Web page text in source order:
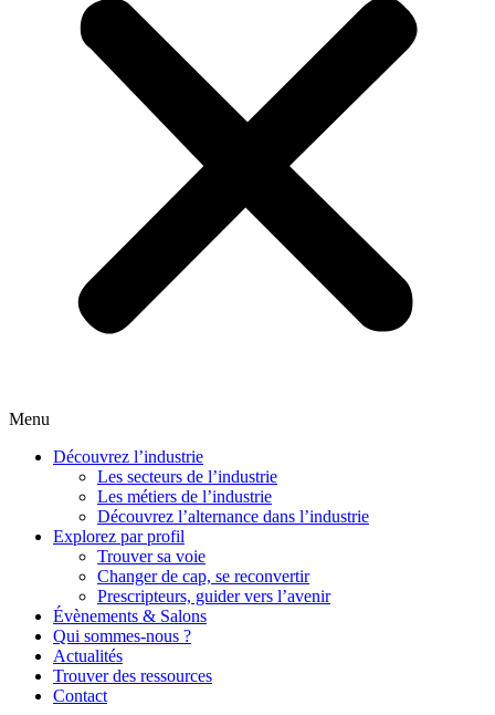
Menu
Découvrez l’industrie
Les secteurs de l’industrie
Les métiers de l’industrie
Découvrez l’alternance dans l’industrie
Explorez par profil
Trouver sa voie
Changer de cap, se reconvertir
Prescripteurs, guider vers l’avenir
Évènements & Salons
Qui sommes-nous ?
Actualités
Trouver des ressources
Contact